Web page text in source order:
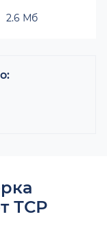
2.6 Мб
ТСР